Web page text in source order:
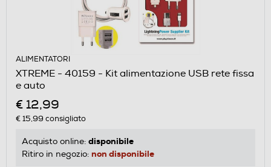
ALIMENTATORI
XTREME - 40159 - Kit alimentazione USB rete fissa
e auto
€ 12,99
€ 15,99 consigliato
Acquisto online: disponibile
Ritiro in negozio: non disponibile